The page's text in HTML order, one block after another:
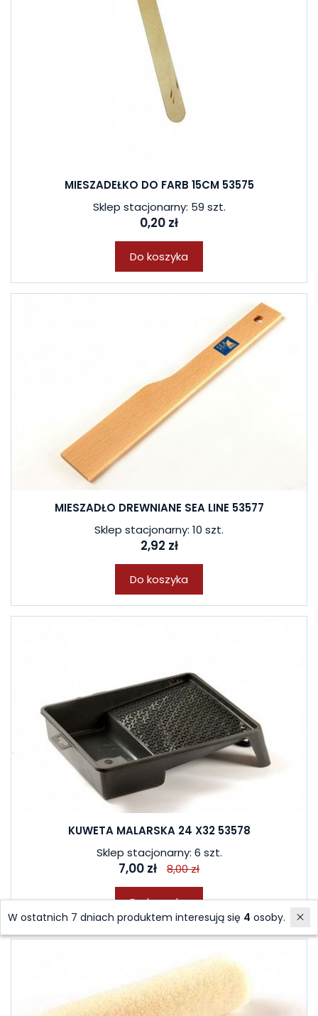
MIESZADEŁKO DO FARB 15CM 53575
Sklep stacjonarny: 59 szt.
0,20 zł
Do koszyka
MIESZADŁO DREWNIANE SEA LINE 53577
Sklep stacjonarny: 10 szt.
2,92 zł
Do koszyka
KUWETA MALARSKA 24 X32 53578
Sklep stacjonarny: 6 szt.
7,00 zł 8,00 zł
Do koszyka
W ostatnich 7 dniach produktem interesują się 4 osoby.